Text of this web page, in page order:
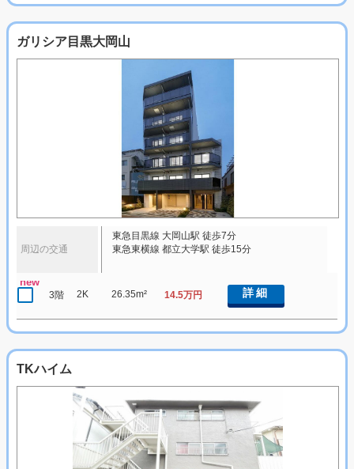
ガリシア目黒大岡山
周辺の交通
東急目黒線 大岡山駅 徒歩7分
東急東横線 都立大学駅 徒歩15分
new
3階 2K 26.35m² 14.5万円 詳細
TKハイム